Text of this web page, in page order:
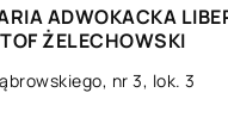
ADWOKACKA
ŻELECHOWSKI
nr 3, lok. 3